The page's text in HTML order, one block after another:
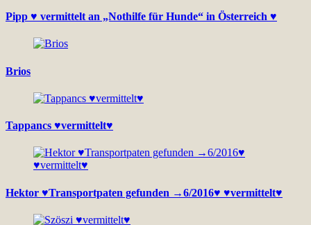
Pipp ♥ vermittelt an „Nothilfe für Hunde“ in Österreich ♥
Brios
Tappancs ♥vermittelt♥
Hektor ♥Transportpaten gefunden →6/2016♥ ♥vermittelt♥